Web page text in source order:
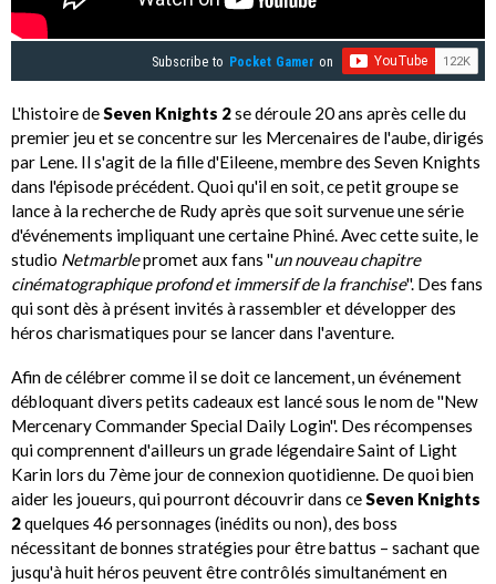
Subscribe to Pocket Gamer on
L'histoire deSeven Knights 2se déroule 20 ans après celle du
premier jeu et se concentre sur les Mercenaires de l'aube, dirigés
par Lene. Il s'agit de la fille d'Eileene, membre des Seven Knights
dans l'épisode précédent. Quoi qu'il en soit, ce petit groupe se
lance à la recherche de Rudy après que soit survenue une série
d'événements impliquant une certaine Phiné. Avec cette suite, le
studio Netmarblepromet aux fans ''un nouveau chapitre
cinématographique profond et immersif de la franchise''. Des fans
qui sont dès à présent invités à rassembler et développer des
héros charismatiques pour se lancer dans l'aventure.
Afin de célébrer comme il se doit ce lancement, un événement
débloquant divers petits cadeaux est lancé sous le nom de ''New
Mercenary Commander Special Daily Login''. Des récompenses
qui comprennent d'ailleurs un grade légendaire Saint of Light
Karin lors du 7ème jour de connexion quotidienne. De quoi bien
aider les joueurs, qui pourront découvrir dans ceSeven Knights
2quelques 46 personnages (inédits ou non), des boss
nécessitant de bonnes stratégies pour être battus – sachant que
jusqu'à huit héros peuvent être contrôlés simultanément en